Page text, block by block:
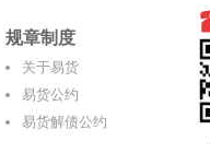
规章制度
关于易货
易货公约
易货解债公约